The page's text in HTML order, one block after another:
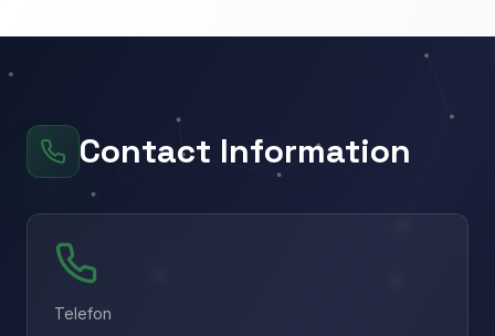
Contact Information
Telefon